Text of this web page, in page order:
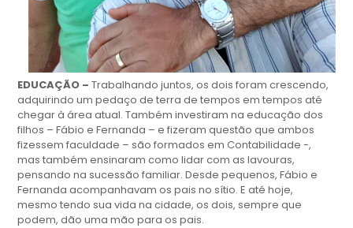
EDUCAÇÃO – Trabalhando juntos, os dois foram crescendo,
adquirindo um pedaço de terra de tempos em tempos até
chegar à área atual. Também investiram na educação dos
filhos – Fábio e Fernanda – e fizeram questão que ambos
fizessem faculdade – são formados em Contabilidade -,
mas também ensinaram como lidar com as lavouras,
pensando na sucessão familiar. Desde pequenos, Fábio e
Fernanda acompanhavam os pais no sítio. E até hoje,
mesmo tendo sua vida na cidade, os dois, sempre que
podem, dão uma mão para os pais.